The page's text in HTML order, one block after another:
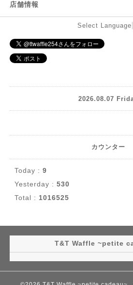
店舗情報
Select Language
2026.08.07
カウンター
Today : 9
Yesterday : 530
Total : 1016525
T&T Waffle ~petite